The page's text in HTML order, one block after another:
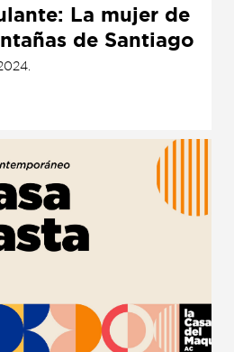
La mujer de
de Santiago